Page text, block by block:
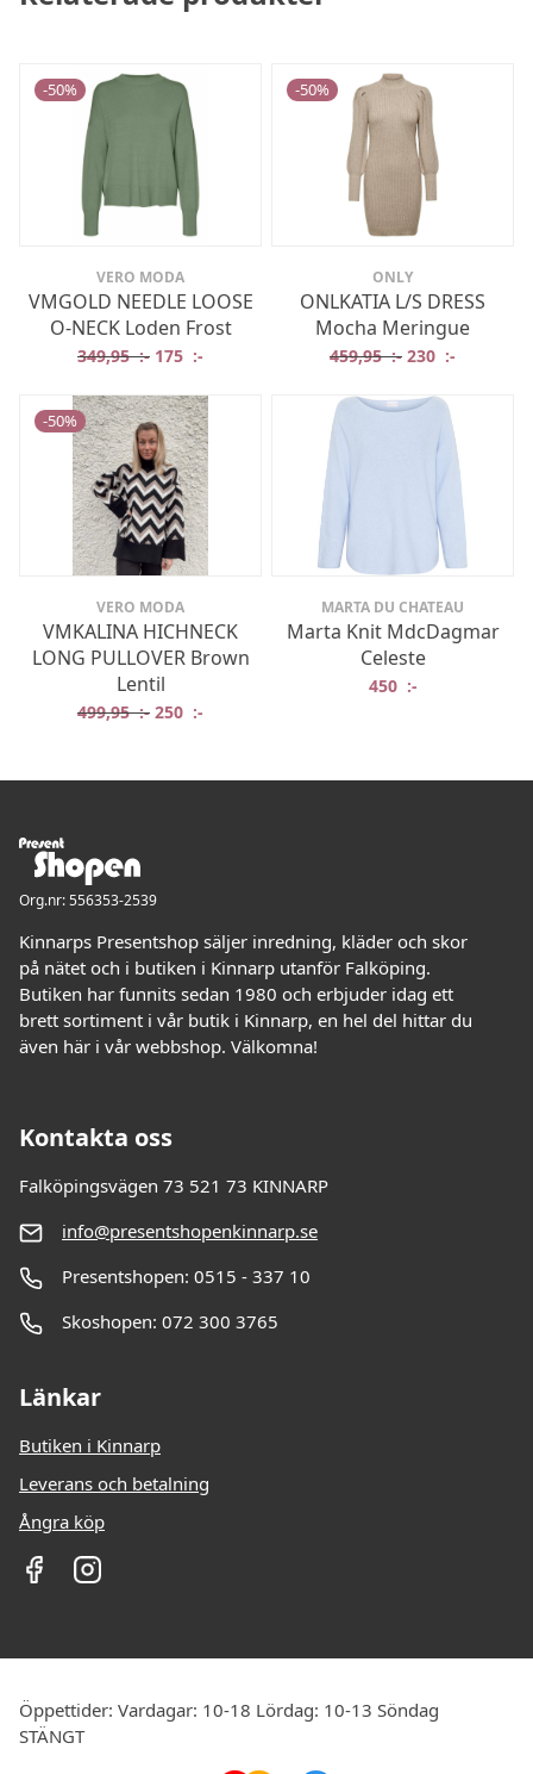
-50%
VERO MODA
VMGOLD NEEDLE LOOSE
O-NECK Loden Frost
349,95:- Det ursprungliga priset var: 349,95 :-.
175 :- Det nuvarande priset är: 175 :-.
-50%
ONLY
ONLKATIA L/S DRESS
Mocha Meringue
459,95:- Det
230 :-
-50%
VERO MODA
VMKALINA HICHNECK
LONG PULLOVER Brown
Lentil
499,95:- Det ursprungliga priset var: 499,95 :-.
250 :-
MARTA DU CHATEAU
Marta Knit MdcDagmar
Celeste
450 :-
Org.nr: 556353-2539
Kinnarps Presentshop säljer inredning, kläder och skor
på nätet och i butiken i Kinnarp utanför Falköping.
Butiken har funnits sedan 1980 och erbjuder idag ett
brett sortiment i vår butik i Kinnarp, en hel del hittar du
även här i vår webbshop. Välkomna!
Kontakta oss
Falköpingsvägen 73 521 73 KINNARP
info@presentshopenkinnarp.se
Presentshopen: 0515 - 337 10
Skoshopen: 072 300 3765
Länkar
Butiken i Kinnarp
Leverans och betalning
Ångra köp
Öppettider: Vardagar: 10-18 Lördag: 10-13 Söndag
STÄNGT